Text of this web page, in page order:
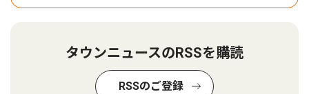
タウンニュースのRSSを購読
RSSのご登録